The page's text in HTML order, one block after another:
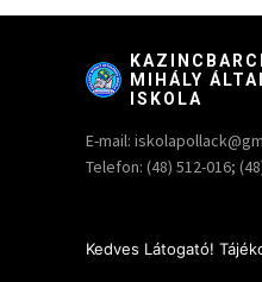
MIHÁLY
ISKOLA
E-mail:
Telefon: (48) 512-016;
Kedves Látogató!